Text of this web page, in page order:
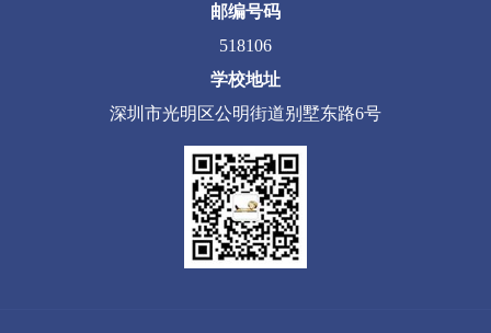
邮编号码
518106
学校地址
深圳市光明区公明街道别墅东路6号